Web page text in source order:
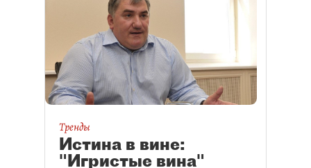
Тренды
Истина в вине:
"Игристые вина"